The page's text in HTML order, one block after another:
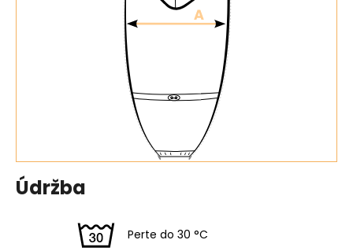
Údržba
Perte do 30 °C